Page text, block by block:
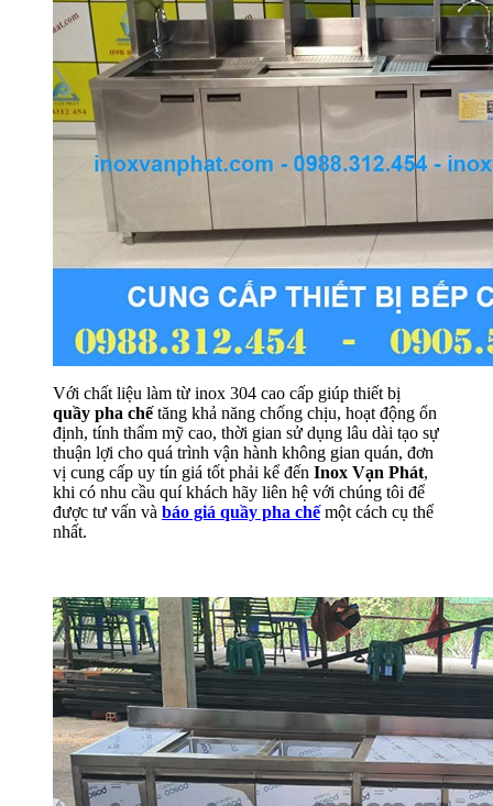
Với chất liệu làm từ inox 304 cao cấp giúp thiết bị
quầy pha chếtăng khả năng chống chịu, hoạt động ổn
định, tính thẩm mỹ cao, thời gian sử dụng lâu dài tạo sự
thuận lợi cho quá trình vận hành không gian quán, đơn
vị cung cấp uy tín giá tốt phải kể đến Inox Vạn Phát,
khi có nhu cầu quí khách hãy liên hệ với chúng tôi để
được tư vấn và báo giá quầy pha chếmột cách cụ thể
nhất.